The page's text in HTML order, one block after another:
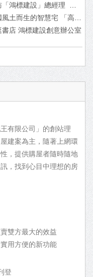
標建設」總經理 陳瀚茗...
土而生的智慧宅 「高雄厝」...
書店 鴻標建設創意辦公室
有限公司」的創站理
建案為主，隨著上網環
，提供購屋者隨時隨地
，找到心目中理想的房
雙方最大的效益
用方便的新功能
登